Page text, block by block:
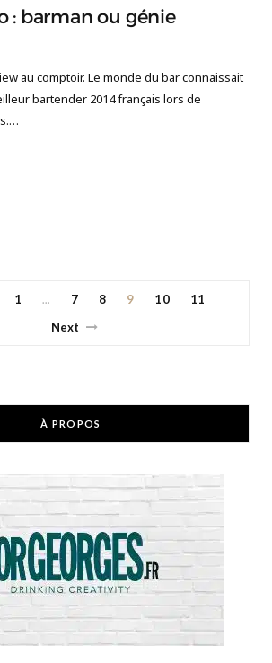
: barman ou génie
au comptoir. Le monde du bar connaissait
bartender 2014 français lors de
1 … 7 8 9 10
11
Next
À PROPOS